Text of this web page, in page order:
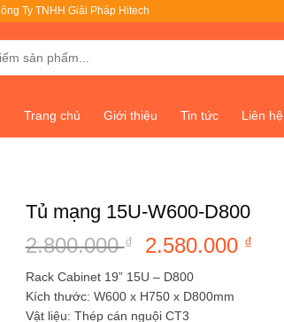
Ty TNHH Giải Pháp Hitech
Trang chủ Giới thiệu Tin tức Liên hệ
Tủ mạng 15U-W600-D800
2.800.000₫
Giá
gốc
là:
2.800.000 ₫.
2.580.000 ₫
Rack Cabinet 19” 15U – D800
Kích thước: W600 x H750 x D800mm
Vật liệu: Thép cán nguội CT3